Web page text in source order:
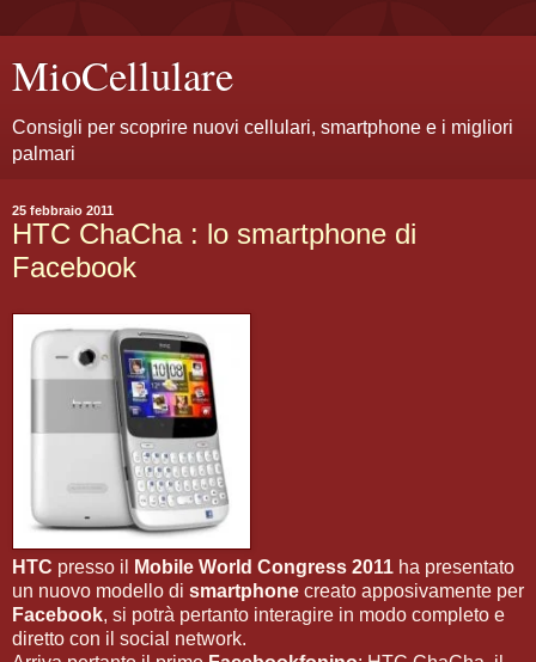
MioCellulare
Consigli per scoprire nuovi cellulari, smartphone e i migliori
palmari
25 febbraio 2011
HTC ChaCha : lo smartphone di
Facebook
HTC presso il Mobile World Congress 2011 ha presentato
un nuovo modello di smartphone creato apposivamente per
Facebook, si potrà pertanto interagire in modo completo e
diretto con il social network.